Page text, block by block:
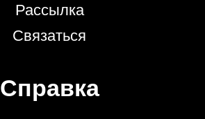
Рассылка
Связаться
Справка